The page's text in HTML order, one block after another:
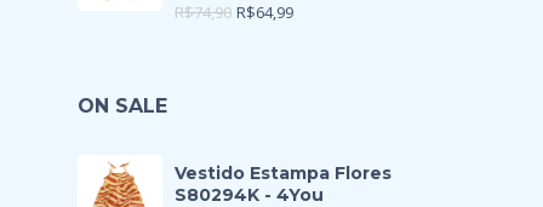
R$74,90 R$64,99
ON SALE
Vestido Estampa Flores
S80294K - 4You